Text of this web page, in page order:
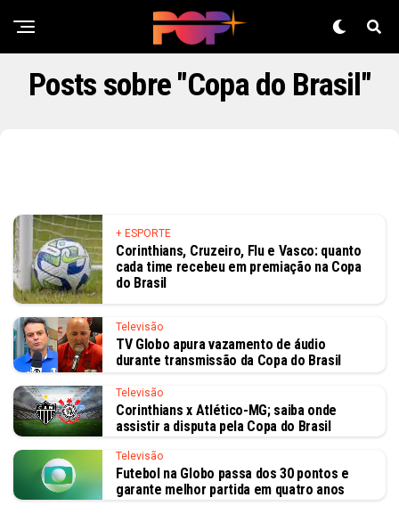
Posts sobre "Copa do Brasil"
+ ESPORTE
Corinthians, Cruzeiro, Flu e Vasco: quanto
cada time recebeu em premiação na Copa
do Brasil
Televisão
TV Globo apura vazamento de áudio
durante transmissão da Copa do Brasil
Televisão
Corinthians x Atlético-MG; saiba onde
assistir a disputa pela Copa do Brasil
Televisão
Futebol na Globo passa dos 30 pontos e
garante melhor partida em quatro anos